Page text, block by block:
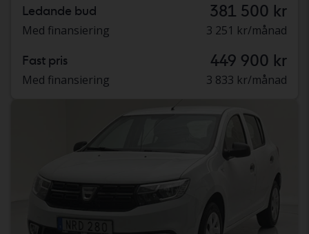
Ledande bud 381 500 kr
Med finansiering 3 251 kr/månad
Fast pris 449 900 kr
Med finansiering 3 833 kr/månad